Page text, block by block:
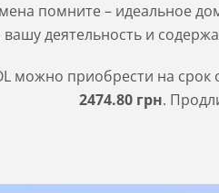
помните – идеальное
деятельность и
можно приобрести на срок
2474.80 грн.